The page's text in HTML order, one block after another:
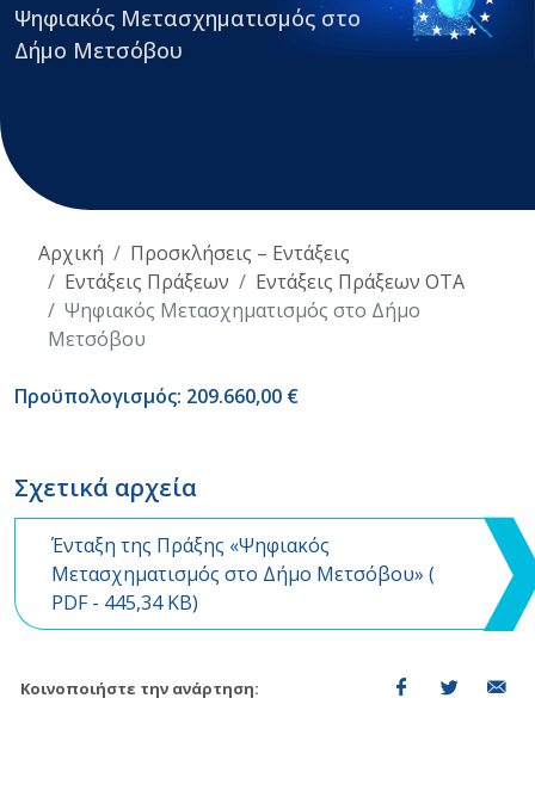
Ψηφιακός Μετασχηματισμός στο
Δήμο Μετσόβου
Αρχική
Προσκλήσεις – Εντάξεις
Εντάξεις Πράξεων
Εντάξεις Πράξεων ΟΤΑ
Ψηφιακός Μετασχηματισμός στο Δήμο
Μετσόβου
Προϋπολογισμός: 209.660,00 €
Σχετικά αρχεία
Ένταξη της Πράξης «Ψηφιακός
Μετασχηματισμός στο Δήμο Μετσόβου» (
PDF- 445,34 KB)
Κοινοποιήστε την ανάρτηση: